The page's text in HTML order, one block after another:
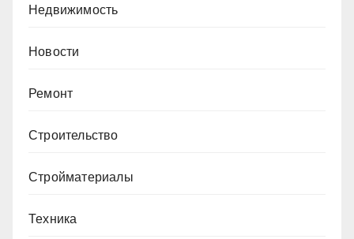
Недвижимость
Новости
Ремонт
Строительство
Стройматериалы
Техника